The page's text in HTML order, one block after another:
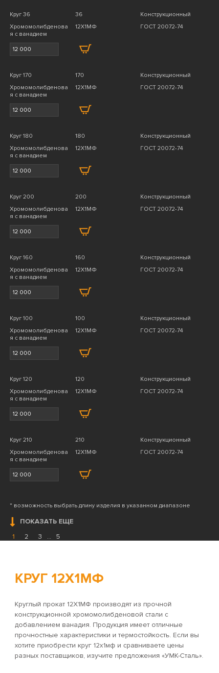
Круг 36 36
Конструкционный
Хромомолибденова
я с ванадием
12Х1МФ ГОСТ 20072-74
Круг 170 170
Конструкционный
Хромомолибденова
я с ванадием
12Х1МФ ГОСТ 20072-74
Круг 180 180
Конструкционный
Хромомолибденова
я с ванадием
12Х1МФ ГОСТ 20072-74
Круг 200 200
Конструкционный
Хромомолибденова
я с ванадием
12Х1МФ ГОСТ 20072-74
Круг 160 160
Конструкционный
Хромомолибденова
я с ванадием
12Х1МФ ГОСТ 20072-74
Круг 100 100
Конструкционный
Хромомолибденова
я с ванадием
12Х1МФ ГОСТ 20072-74
Круг 120 120
Конструкционный
Хромомолибденова
я с ванадием
12Х1МФ ГОСТ 20072-74
Круг 210 210
Конструкционный
Хромомолибденова
я с ванадием
12Х1МФ ГОСТ 20072-74
* возможность выбрать длину изделия в указанном диапазоне
ПОКАЗАТЬ ЕЩЕ
1
2 3 ... 5
КРУГ 12Х1МФ
Круглый прокат 12Х1МФ производят из прочной
конструкционной хромомолибденовой стали с
добавлением ванадия. Продукция имеет отличные
прочностные характеристики и термостойкость. Если вы
хотите приобрести круг 12х1мф и сравниваете цены
разных поставщиков, изучите предложения «УМК-Сталь».